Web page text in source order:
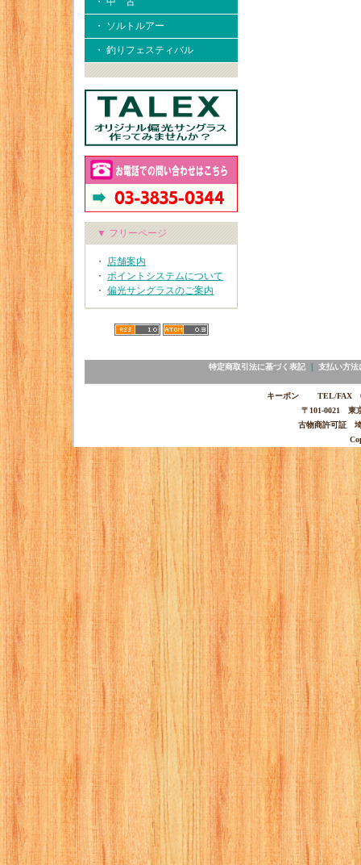
・ ソルトルアー
・ 釣りフェスティバル
▼ フリーページ
・ 店舗案内
・ ポイントシステムについて
・ 偏光サングラスのご案内
特定商取引法に基づく表記｜ 支払い方法
キーポン TEL/FAX
〒101-0021 東
古物商許可証